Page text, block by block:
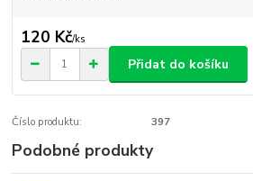
120 Kč/ks
Přidat do košíku
Číslo produktu: 397
Podobné produkty